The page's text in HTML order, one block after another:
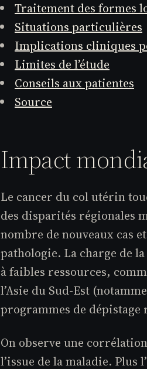
Traitement des formes
Situations particulières
Implications cliniques
Limites de l’étude
Conseils aux patientes
Source
Impact
Le cancer du col utérin
des disparités régionales
nombre de nouveaux cas
pathologie. La charge de
à faibles ressources,
l’Asie du Sud-Est
programmes de dépistage
On observe une
l’issue de la maladie. Plus